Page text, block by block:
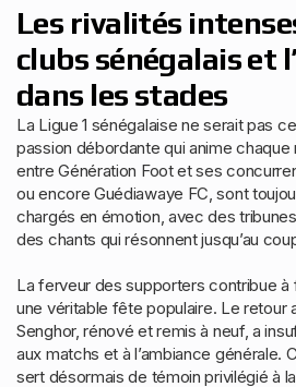
Les rivalités
clubs sénégalais et
dans les stades
La Ligue 1 sénégalaise ne serait pas
passion débordante qui anime
entre Génération Foot et ses
ou encore Guédiawaye FC, sont
chargés en émotion, avec des
des chants qui résonnent jusqu’au
La ferveur des supporters contribue à
une véritable fête populaire. Le retour
Senghor, rénové et remis à neuf, a
aux matchs et à l’ambiance générale.
sert désormais de témoin privilégié à